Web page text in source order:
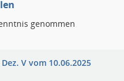
genommen
V vom 10.06.2025